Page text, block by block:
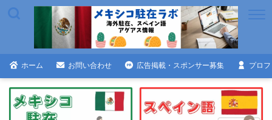
ホーム お問い合わせ 広告掲載・スポンサー募集 プロ